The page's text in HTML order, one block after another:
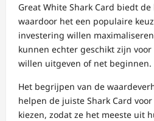
Great White Shark Card biedt
waardoor het een populaire
investering willen
kunnen echter geschikt zijn
willen uitgeven of net beginnen.
Het begrijpen van de
helpen de juiste Shark Card
kiezen, zodat ze het meeste uit